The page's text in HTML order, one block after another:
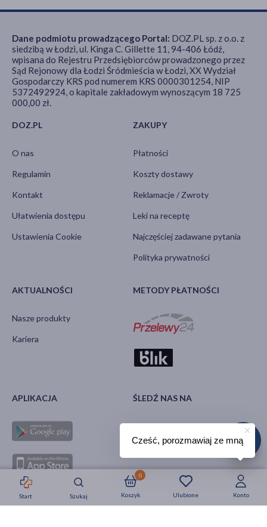
Strefa okazji Nowości Krótkie daty
Start Szukaj Ulubione
Koszyk
0
Konto
DOZ.PL
O nas
Regulamin
Kontakt
Ułatwienia dostępu
Ustawienia Cookie
ZAKUPY
Płatności
Koszty dostawy
Reklamacje / Zwroty
Leki na receptę
Najczęściej zadawane pytania
Polityka prywatności
AKTUALNOŚCI
Nasze produkty
Kariera
METODY PŁATNOŚCI
APLIKACJA ŚLEDŹ NAS NA
Dane podmiotu prowadzącego Portal: DOZ.PL sp. z o.o. z
siedzibą w Łodzi, ul. Kinga C. Gillette 11, 94-406 Łódź,
wpisana do Rejestru Przedsiębiorców prowadzonego przez
Sąd Rejonowy dla Łodzi Śródmieścia w Łodzi, XX Wydział
Gospodarczy KRS pod numerem KRS 0000301254, NIP
5372492924, o kapitale zakładowym wynoszącym 18 725
000,00 zł.
Cześć, porozmawiaj ze mną